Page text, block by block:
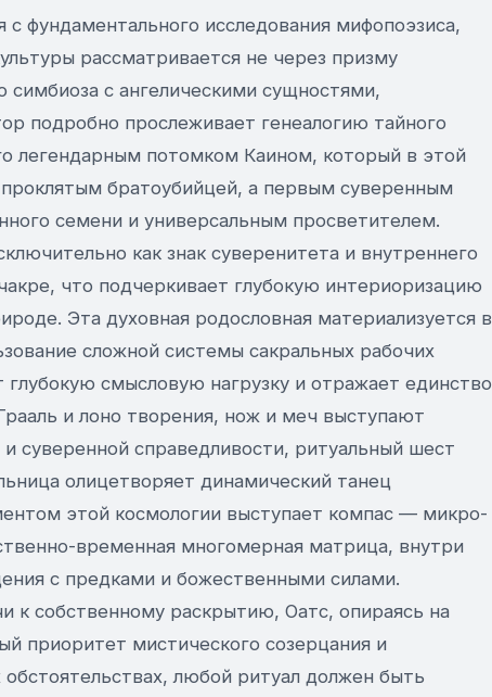
с фундаментального исследования мифопоэзиса,
рассматривается не через призму
симбиоза с ангелическими сущностями,
подробно прослеживает генеалогию тайного
легендарным потомком Каином, который в этой
братоубийцей, а первым суверенным
семени и универсальным просветителем.
как знак суверенитета и внутреннего
что подчеркивает глубокую интериоризацию
Эта духовная родословная материализуется в
сложной системы сакральных рабочих
смысловую нагрузку и отражает единство
и лоно творения, нож и меч выступают
суверенной справедливости, ритуальный шест
олицетворяет динамический танец
этой космологии выступает компас — микро-
временная многомерная матрица, внутри
с предками и божественными силами.
к собственному раскрытию, Оатс, опираясь на
приоритет мистического созерцания и
любой ритуал должен быть